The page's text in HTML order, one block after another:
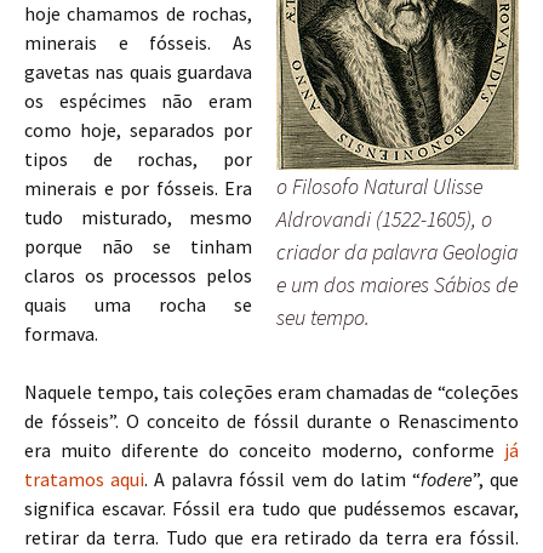
o Filosofo Natural Ulisse
Aldrovandi (1522-1605), o
criador da palavra Geologia
e um dos maiores Sábios de
seu tempo.
hoje chamamos de rochas,
minerais e fósseis. As
gavetas nas quais guardava
os espécimes não eram
como hoje, separados por
tipos de rochas, por
minerais e por fósseis. Era
tudo misturado, mesmo
porque não se tinham
claros os processos pelos
quais uma rocha se
formava.
Naquele tempo, tais coleções eram chamadas de “coleções
de fósseis”. O conceito de fóssil durante o Renascimento
era muito diferente do conceito moderno, conforme já
tratamos aqui. A palavra fóssil vem do latim “fodere”, que
significa escavar. Fóssil era tudo que pudéssemos escavar,
retirar da terra. Tudo que era retirado da terra era fóssil.